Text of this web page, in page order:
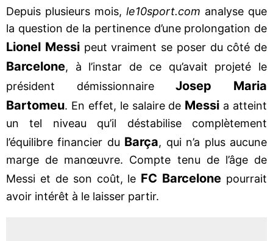
Depuis plusieurs mois, le10sport.com analyse que
la question de la pertinence d’une prolongation de
Lionel Messipeut vraiment se poser du côté de
Barcelone, à l’instar de ce qu’avait projeté le
président démissionnaireJosep Maria
Bartomeu. En effet, le salaire de Messi a atteint
un tel niveau qu’il déstabilise complètement
l’équilibre financier du Barça, qui n’a plus aucune
marge de manœuvre. Compte tenu de l’âge de
Messi et de son coût, le FC Barcelone pourrait
avoir intérêt à le laisser partir.